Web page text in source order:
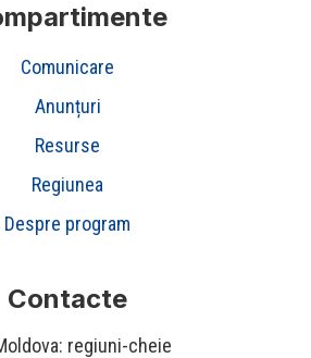
Comunicare
Anunțuri
Resurse
Regiunea
Despre program
Contacte
regiuni-cheie